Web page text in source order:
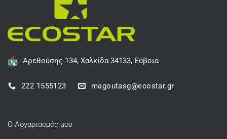
Αρεθούσης 134, Χαλκίδα 34133, Εύβοια
222 1555123 magoutasg@ecostar.gr
Ο Λογαριασμός μου